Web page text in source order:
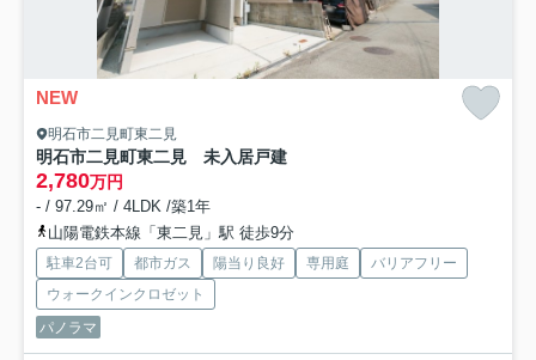
NEW
明石市二見町東二見
明石市二見町東二見 未入居戸建
2,780万円
- / 97.29㎡ / 4LDK /築1年
山陽電鉄本線「東二見」駅 徒歩9分
駐車2台可 都市ガス 陽当り良好 専用庭
バリアフリー
ウォークインクロゼット
パノラマ